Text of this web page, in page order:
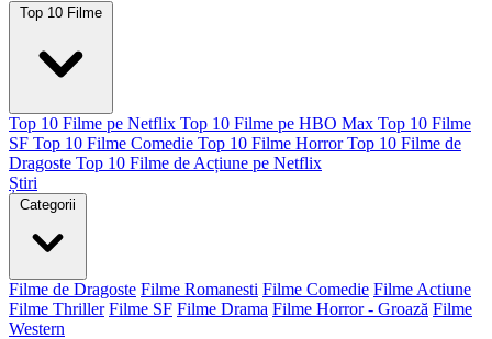
Top 10 Filme
Top 10 Filme pe Netflix Top 10 Filme pe HBO Max Top 10 Filme
SF Top 10 Filme Comedie Top 10 Filme Horror Top 10 Filme de
Dragoste Top 10 Filme de Acțiune pe Netflix
Știri
Categorii
Filme de Dragoste Filme Romanesti Filme Comedie Filme Actiune
Filme Thriller Filme SF Filme Drama Filme Horror - Groază Filme
Western